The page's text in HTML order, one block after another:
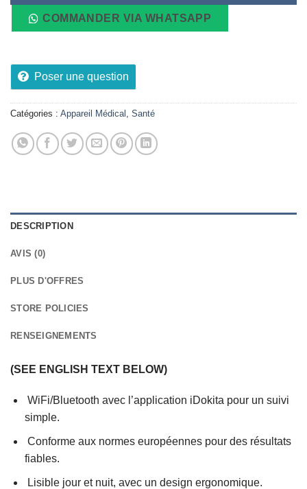
COMMANDER VIA WHATSAPP
Poser une question
Catégories : Appareil Médical Santé
DESCRIPTION
AVIS (0)
PLUS D'OFFRES
STORE POLICIES
RENSEIGNEMENTS
(SEE ENGLISH TEXT BELOW)
WiFi/Bluetooth avec l’application iDokita pour un suivi
simple.
Conforme aux normes européennes pour des résultats
fiables.
Lisible jour et nuit, avec un design ergonomique.